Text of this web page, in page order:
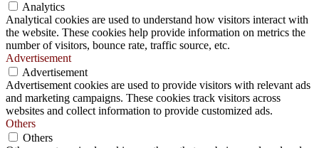
Analytics
Analytical cookies are used to understand how visitors interact with
the website. These cookies help provide information on metrics the
number of visitors, bounce rate, traffic source, etc.
Advertisement
Advertisement
Advertisement cookies are used to provide visitors with relevant ads
and marketing campaigns. These cookies track visitors across
websites and collect information to provide customized ads.
Others
Others